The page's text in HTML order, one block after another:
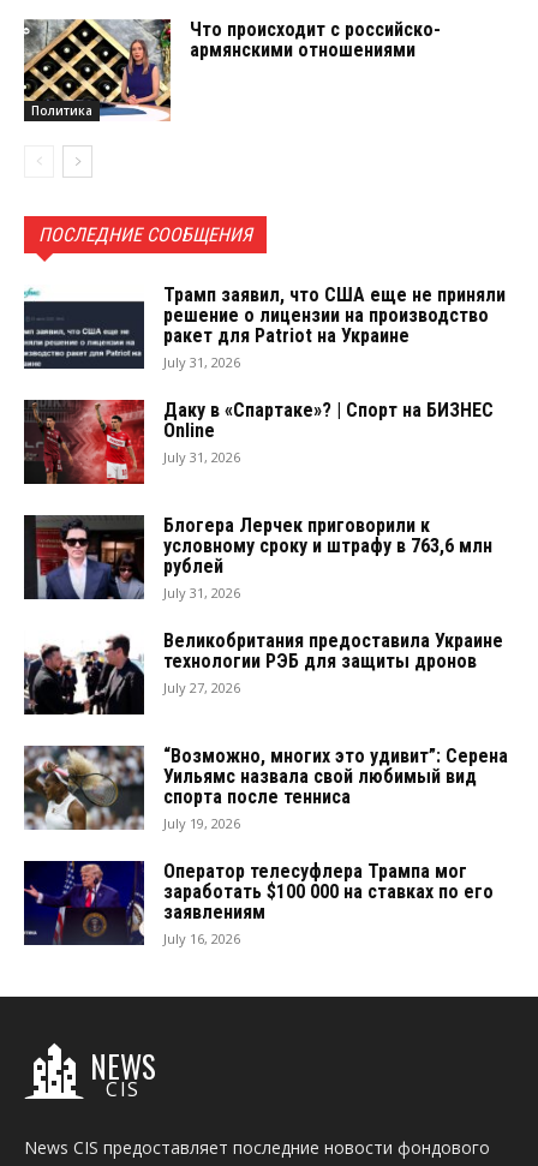
Политика
Что происходит с российско-
армянскими отношениями
ПОСЛЕДНИЕ СООБЩЕНИЯ
Трамп заявил, что США еще не приняли
решение о лицензии на производство
ракет для Patriot на Украине
July 31, 2026
Даку в «Спартаке»? | Спорт на БИЗНЕС
Online
July 31, 2026
Блогера Лерчек приговорили к
условному сроку и штрафу в 763,6 млн
рублей
July 31, 2026
Великобритания предоставила Украине
технологии РЭБ для защиты дронов
July 27, 2026
“Возможно, многих это удивит”: Серена
Уильямс назвала свой любимый вид
спорта после тенниса
July 19, 2026
Оператор телесуфлера Трампа мог
заработать $100 000 на ставках по его
заявлениям
July 16, 2026
NEWS
CIS
News CIS предоставляет последние новости фондового